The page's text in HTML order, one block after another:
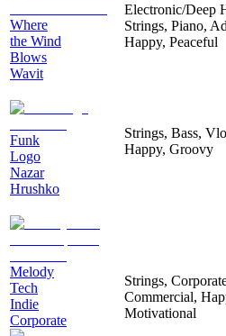
Where
the Wind
Blows
Wavit
Electronic/Deep
Strings, Piano,
Happy, Peaceful
Funk
Logo
Nazar
Hrushko
Strings, Bass,
Happy, Groovy
Melody
Tech
Indie
Corporate
Strings,
Commercial,
Motivational